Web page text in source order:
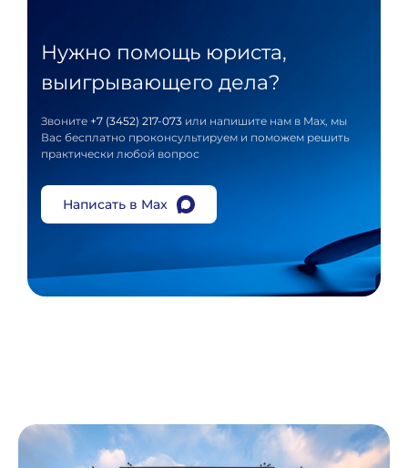
Нужно помощь юриста,
выигрывающего дела?
Звоните +7 (3452) 217-073 или напишите нам в Max, мы
Вас бесплатно проконсультируем и поможем решить
практически любой вопрос
Написать в Max